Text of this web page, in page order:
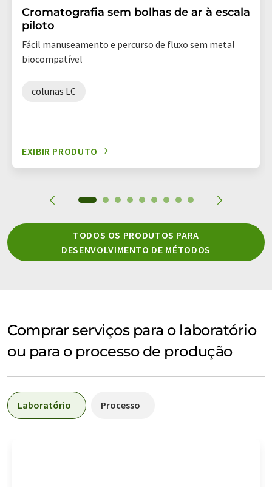
Cromatografia sem bolhas de ar à escala
piloto
Fácil manuseamento e percurso de fluxo sem metal
biocompatível
colunas LC
EXIBIR PRODUTO
TODOS OS PRODUTOS PARA
DESENVOLVIMENTO DE MÉTODOS
Comprar serviços para o laboratório
ou para o processo de produção
Laboratório Processo